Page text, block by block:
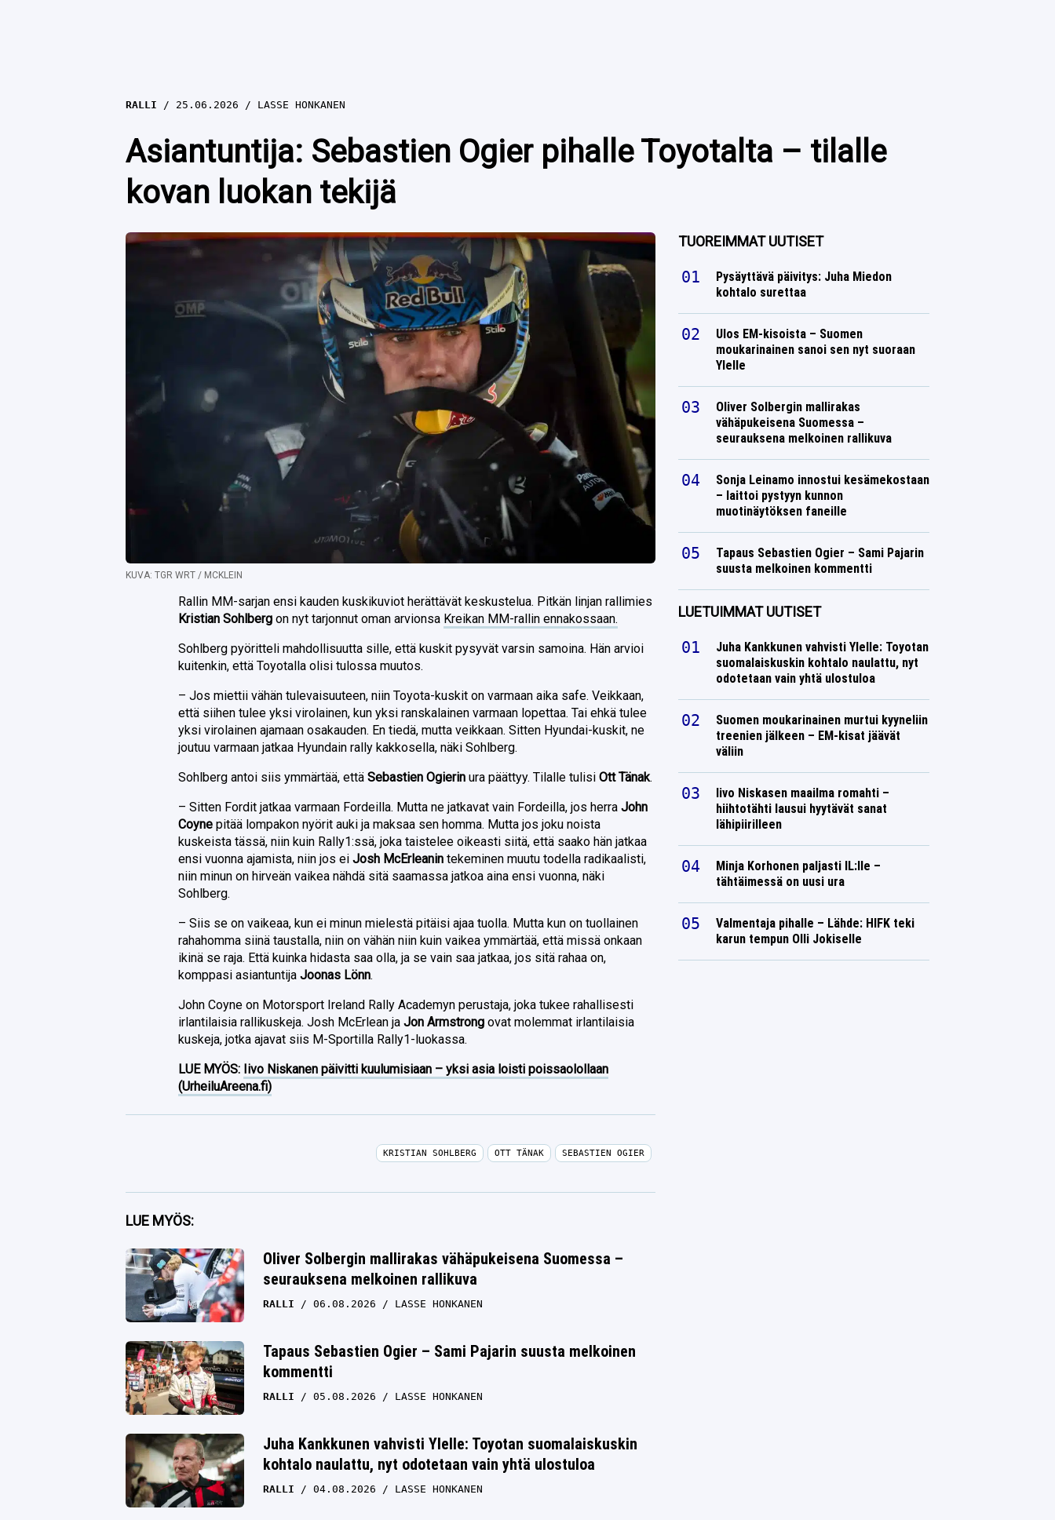
RALLI 25.06.2026 LASSE HONKANEN
Asiantuntija: Sebastien Ogier pihalle Toyotalta – tilalle
kovan luokan tekijä
KUVA: TGR WRT / MCKLEIN
Rallin MM-sarjan ensi kauden kuskikuviot herättävät keskustelua. Pitkän linjan rallimies
Kristian Sohlberg on nyt tarjonnut oman arvionsa Kreikan MM-rallin ennakossaan.
Sohlberg pyöritteli mahdollisuutta sille, että kuskit pysyvät varsin samoina. Hän arvioi
kuitenkin, että Toyotalla olisi tulossa muutos.
– Jos miettii vähän tulevaisuuteen, niin Toyota-kuskit on varmaan aika safe. Veikkaan,
että siihen tulee yksi virolainen, kun yksi ranskalainen varmaan lopettaa. Tai ehkä tulee
yksi virolainen ajamaan osakauden. En tiedä, mutta veikkaan. Sitten Hyundai-kuskit, ne
joutuu varmaan jatkaa Hyundain rally kakkosella, näki Sohlberg.
Sohlberg antoi siis ymmärtää, ettäSebastien Ogierin ura päättyy. Tilalle tulisiOtt Tänak.
– Sitten Fordit jatkaa varmaan Fordeilla. Mutta ne jatkavat vain Fordeilla, jos herraJohn
Coyne pitää lompakon nyörit auki ja maksaa sen homma. Mutta jos joku noista
kuskeista tässä, niin kuin Rally1:ssä, joka taistelee oikeasti siitä, että saako hän jatkaa
ensi vuonna ajamista, niin jos eiJosh McErleanin tekeminen muutu todella radikaalisti,
niin minun on hirveän vaikea nähdä sitä saamassa jatkoa aina ensi vuonna, näki
Sohlberg.
– Siis se on vaikeaa, kun ei minun mielestä pitäisi ajaa tuolla. Mutta kun on tuollainen
rahahomma siinä taustalla, niin on vähän niin kuin vaikea ymmärtää, että missä onkaan
ikinä se raja. Että kuinka hidasta saa olla, ja se vain saa jatkaa, jos sitä rahaa on,
komppasi asiantuntijaJoonas Lönn.
John Coyne on Motorsport Ireland Rally Academyn perustaja, joka tukee rahallisesti
irlantilaisia rallikuskeja. Josh McErlean jaJon Armstrong ovat molemmat irlantilaisia
kuskeja, jotka ajavat siis M-Sportilla Rally1-luokassa.
LUE MYÖS: Iivo Niskanen päivitti kuulumisiaan – yksi asia loisti poissaolollaan
(UrheiluAreena.fi)
Facebook
Twitter
Whatsapp
KRISTIAN SOHLBERG OTT TÄNAK SEBASTIEN OGIER
LUE MYÖS:
Oliver Solbergin mallirakas vähäpukeisena Suomessa –
seurauksena melkoinen rallikuva
RALLI 06.08.2026 LASSE HONKANEN
Tapaus Sebastien Ogier – Sami Pajarin suusta melkoinen
kommentti
RALLI 05.08.2026 LASSE HONKANEN
Juha Kankkunen vahvisti Ylelle: Toyotan suomalaiskuskin
kohtalo naulattu, nyt odotetaan vain yhtä ulostuloa
RALLI 04.08.2026 LASSE HONKANEN
TUOREIMMAT UUTISET
Pysäyttävä päivitys: Juha Miedon
kohtalo surettaa
Ulos EM-kisoista – Suomen
moukarinainen sanoi sen nyt suoraan
Ylelle
Oliver Solbergin mallirakas
vähäpukeisena Suomessa –
seurauksena melkoinen rallikuva
Sonja Leinamo innostui kesämekostaan
– laittoi pystyyn kunnon
muotinäytöksen faneille
Tapaus Sebastien Ogier – Sami Pajarin
suusta melkoinen kommentti
LUETUIMMAT UUTISET
Juha Kankkunen vahvisti Ylelle: Toyotan
suomalaiskuskin kohtalo naulattu, nyt
odotetaan vain yhtä ulostuloa
Suomen moukarinainen murtui kyyneliin
treenien jälkeen – EM-kisat jäävät
väliin
Iivo Niskasen maailma romahti –
hiihtotähti lausui hyytävät sanat
lähipiirilleen
Minja Korhonen paljasti IL:lle –
tähtäimessä on uusi ura
Valmentaja pihalle – Lähde: HIFK teki
karun tempun Olli Jokiselle